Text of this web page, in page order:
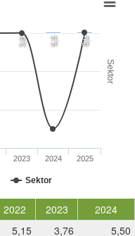
Sektor
3,8 5,5 8,0
Sektor
2023 2024 2025
2022 2023
2024
5,15 3,76 5,50